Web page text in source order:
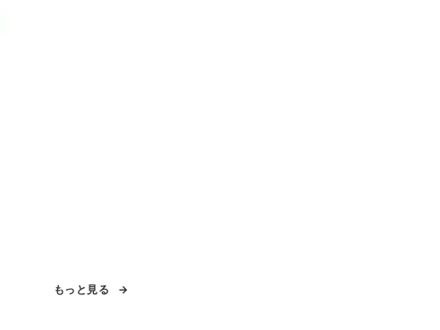
もっと見る